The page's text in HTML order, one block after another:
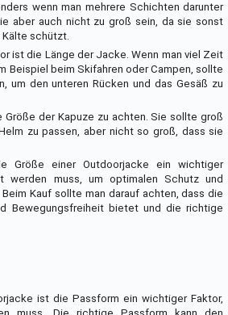
wenn man mehrere Schichten darunter
aber auch nicht zu groß sein, da sie sonst
schützt.
ist die Länge der Jacke. Wenn man viel Zeit
Beispiel beim Skifahren oder Campen, sollte
um den unteren Rücken und das Gesäß zu
Größe der Kapuze zu achten. Sie sollte groß
zu passen, aber nicht so groß, dass sie
Größe einer Outdoorjacke ein wichtiger
werden muss, um optimalen Schutz und
Kauf sollte man darauf achten, dass die
Bewegungsfreiheit bietet und die richtige
ist die Passform ein wichtiger Faktor,